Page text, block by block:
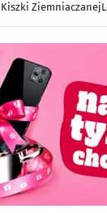
Ziemniaczanej